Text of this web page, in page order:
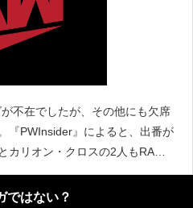
不在でしたが、その他にも欠席
『PWInsider』によると、出番が
リオン・クロスの2人もRAW
と伝えています。不在だった理
ませんが、ラシュ
ではない？